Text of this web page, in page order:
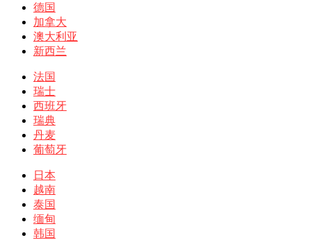
德国
加拿大
澳大利亚
新西兰
法国
瑞士
西班牙
瑞典
丹麦
葡萄牙
日本
越南
泰国
缅甸
韩国